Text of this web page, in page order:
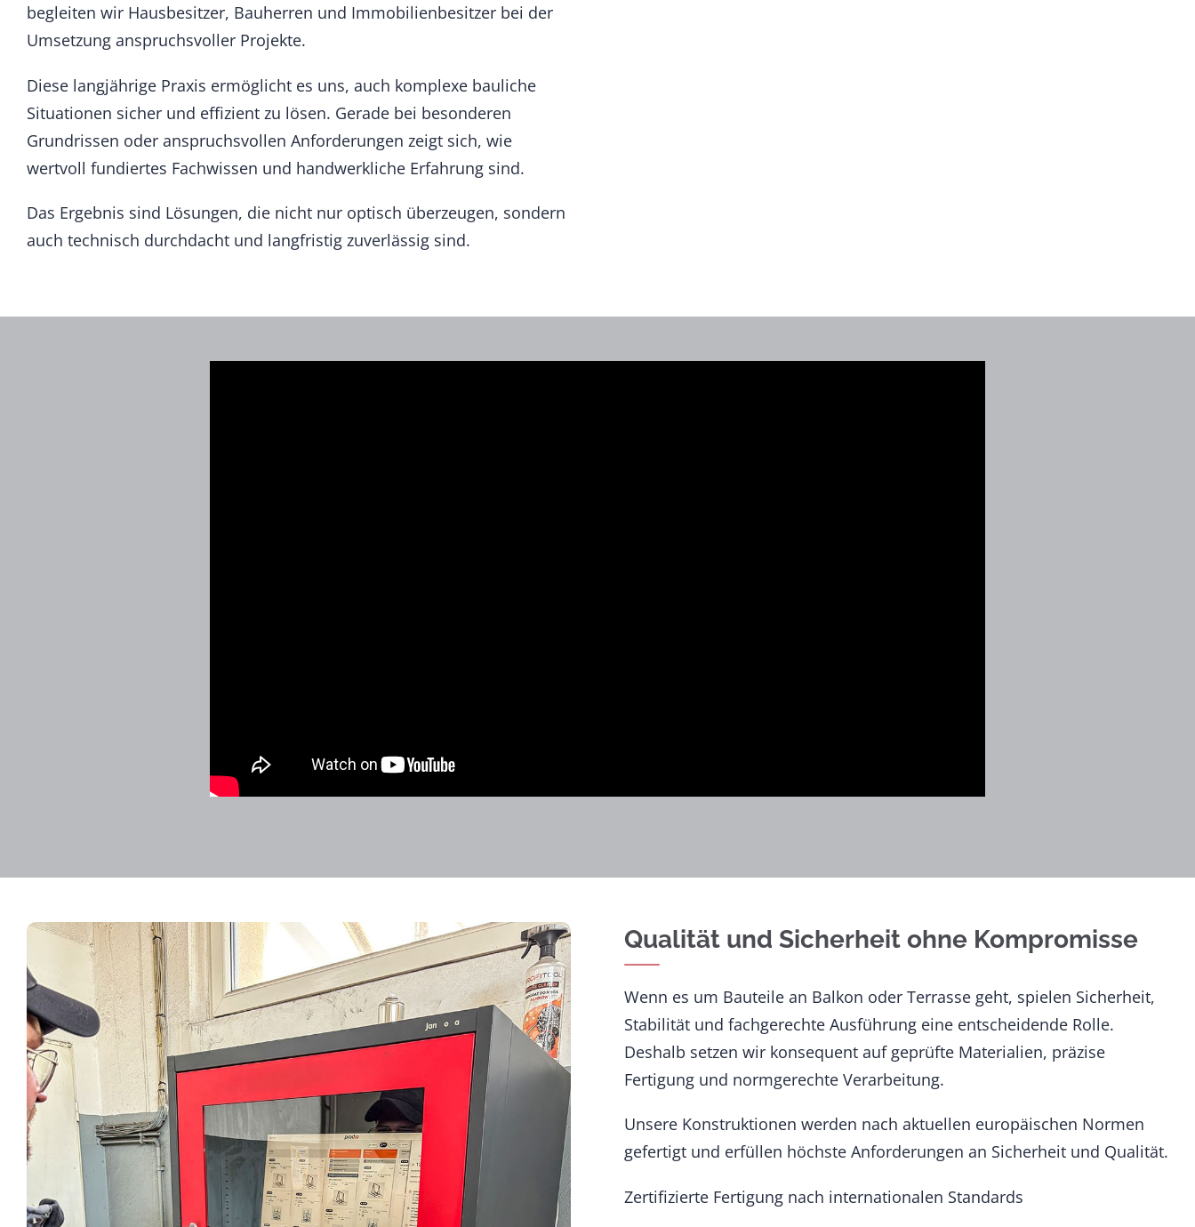
begleiten wir Hausbesitzer, Bauherren und Immobilienbesitzer bei der
Umsetzung anspruchsvoller Projekte.
Diese langjährige Praxis ermöglicht es uns, auch komplexe bauliche
Situationen sicher und effizient zu lösen. Gerade bei besonderen
Grundrissen oder anspruchsvollen Anforderungen zeigt sich, wie
wertvoll fundiertes Fachwissen und handwerkliche Erfahrung sind.
Das Ergebnis sind Lösungen, die nicht nur optisch überzeugen, sondern
auch technisch durchdacht und langfristig zuverlässig sind.
Qualität und Sicherheit ohne Kompromisse
Wenn es um Bauteile an Balkon oder Terrasse geht, spielen Sicherheit,
Stabilität und fachgerechte Ausführung eine entscheidende Rolle.
Deshalb setzen wir konsequent auf geprüfte Materialien, präzise
Fertigung und normgerechte Verarbeitung.
Unsere Konstruktionen werden nach aktuellen europäischen Normen
gefertigt und erfüllen höchste Anforderungen an Sicherheit und Qualität.
Zertifizierte Fertigung nach internationalen Standards